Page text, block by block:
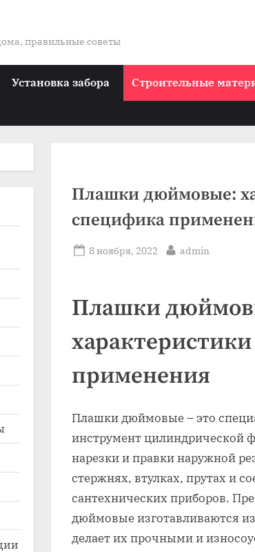
правильные советы
menu
sub-
Установка забора Строительные
Плашки дюймовые:
специфика
Posted
8 ноября, 2022 By
admin
Плашки
применения
Плашки дюймовые – это
инструмент цилиндрической
нарезки и правки наружной
стержнях, втулках, прутах и
сантехнических приборов.
дюймовые изготавливаются
делает их прочными и